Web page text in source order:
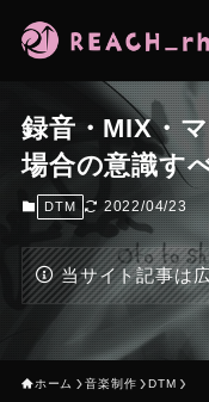
録音・MIX・
場合の意識す
DTM 2022/04/23
当サイト記事は
ホーム 音楽制作 DTM